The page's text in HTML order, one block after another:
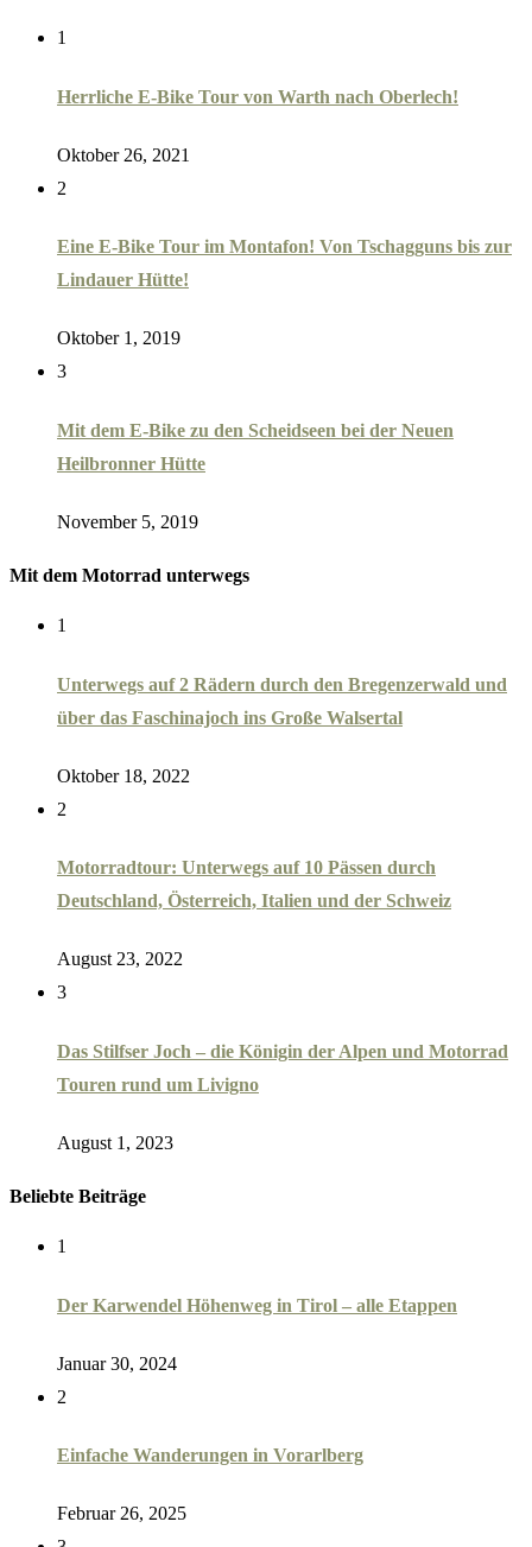
1
Herrliche E-Bike Tour von Warth nach Oberlech!
Oktober 26, 2021
2
Eine E-Bike Tour im Montafon! Von Tschagguns bis zur
Lindauer Hütte!
Oktober 1, 2019
3
Mit dem E-Bike zu den Scheidseen bei der Neuen
Heilbronner Hütte
November 5, 2019
Mit dem Motorrad unterwegs
1
Unterwegs auf 2 Rädern durch den Bregenzerwald und
über das Faschinajoch ins Große Walsertal
Oktober 18, 2022
2
Motorradtour: Unterwegs auf 10 Pässen durch
Deutschland, Österreich, Italien und der Schweiz
August 23, 2022
3
Das Stilfser Joch – die Königin der Alpen und Motorrad
Touren rund um Livigno
August 1, 2023
Beliebte Beiträge
1
Der Karwendel Höhenweg in Tirol – alle Etappen
Januar 30, 2024
2
Einfache Wanderungen in Vorarlberg
Februar 26, 2025